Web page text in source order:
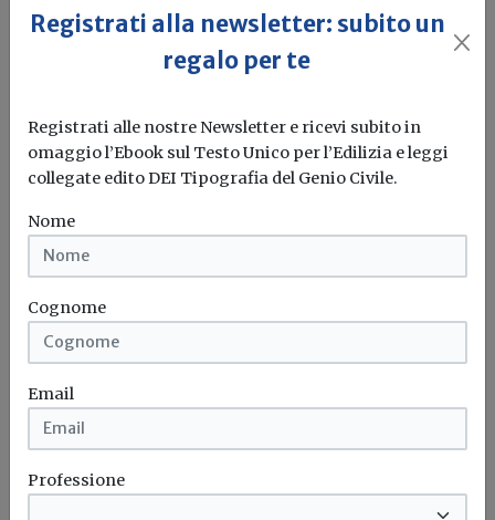
Superbonus e classificazione dei crediti
come “pagabili”: interrogazione al
MEF
Redazione Build News
Il Financial Times ha recentemente lodato gli effetti
espansivi sul PIL del...
Superbonus
Registrati alla newsletter: subito un
regalo per te
Registrati alle nostre Newsletter e ricevi subito in
omaggio l’Ebook sul Testo Unico per l’Edilizia e leggi
collegate edito DEI Tipografia del Genio Civile.
Nome
Cognome
Email
Professione